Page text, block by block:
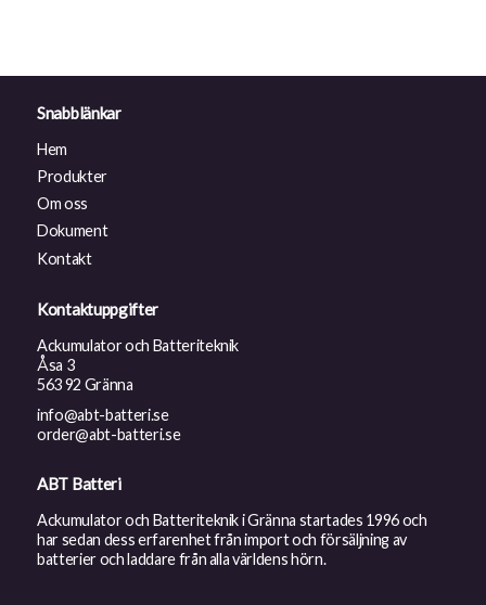
Snabblänkar
Hem
Produkter
Om oss
Dokument
Kontakt
Kontaktuppgifter
Ackumulator och Batteriteknik
Åsa 3
563 92 Gränna
info@abt-batteri.se
order@abt-batteri.se
ABT Batteri
Ackumulator och Batteriteknik i Gränna startades 1996 och
har sedan dess erfarenhet från import och försäljning av
batterier och laddare från alla världens hörn.